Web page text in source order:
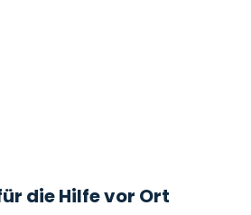
die Hilfe vor Ort